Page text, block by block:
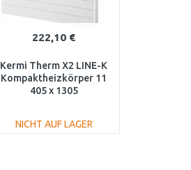
222,10 €
Kermi Therm X2 LINE-K
Kompaktheizkörper 11
405 x 1305
NICHT AUF LAGER